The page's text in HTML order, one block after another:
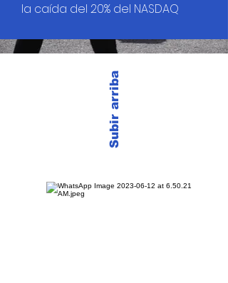
Subir arriba
la caída del 20% del NASDAQ